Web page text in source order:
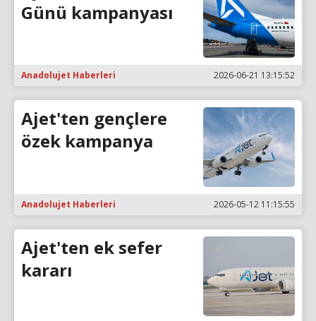
Günü kampanyası
Anadolujet Haberleri 2026-06-21 13:15:52
Ajet'ten gençlere
özek kampanya
Anadolujet Haberleri 2026-05-12 11:15:55
Ajet'ten ek sefer
kararı